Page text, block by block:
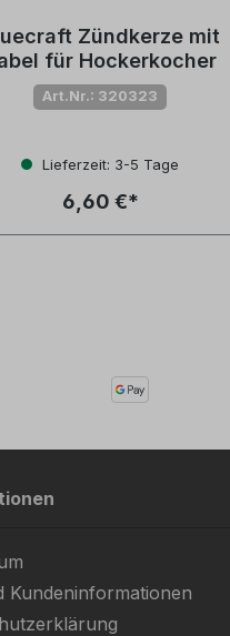
Zündkerze mit
für Hockerkocher
Art.Nr.: 320323
Lieferzeit: 3-5 Tage
6,60 €*
Kundeninformationen